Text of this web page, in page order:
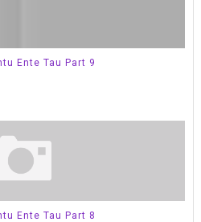
Ente Tau Part 9
Ente Tau Part 8